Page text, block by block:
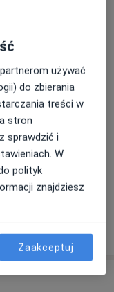
biodrowego i
Stopy i Stawu
z
Stawu
Cork-
stawu
Austria
kolanowego
Umów wizytę
Umów wizytę
używać
do zbierania
treści w
stron
sprawdzić i
W
polityk
znajdziesz
Zaakceptuj